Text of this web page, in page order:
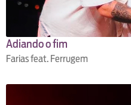
Adiando o fim
Farias feat. Ferrugem